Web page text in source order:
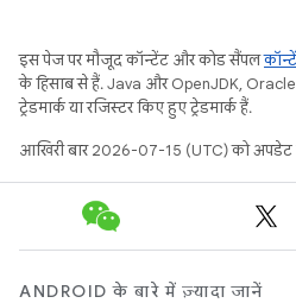
इस पेज पर मौजूद कॉन्टेंट और कोड सैंपल
के हिसाब से हैं. Java और OpenJDK,
ट्रेडमार्क या रजिस्टर किए हुए ट्रेडमार्क हैं.
आखिरी बार 2026-07-15 (UTC) को अपडेट
ANDROID के बारे में ज़्यादा जानें